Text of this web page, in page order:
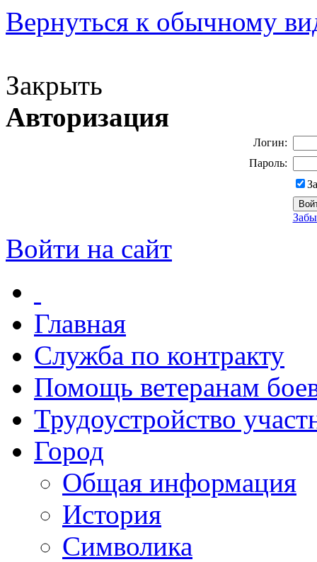
Вернуться к обычному
Закрыть
Авторизация
Логин:
Пароль:
Войти на сайт
Главная
Служба по контракту
Помощь ветеранам
Трудоустройство
Город
Общая информация
История
Символика